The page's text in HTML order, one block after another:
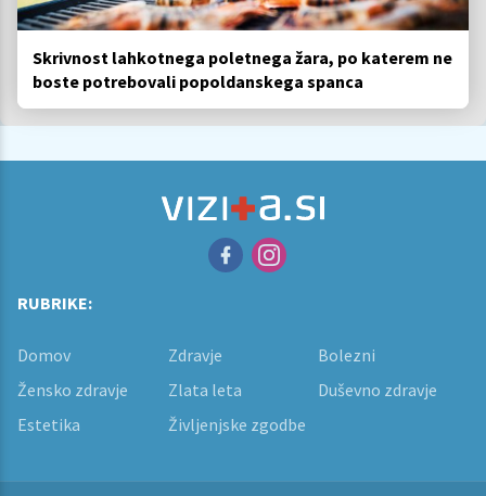
Skrivnost lahkotnega poletnega žara, po katerem ne
boste potrebovali popoldanskega spanca
RUBRIKE:
Domov Zdravje
Bolezni
Žensko zdravje
Zlata leta
Duševno zdravje
Estetika
Življenjske zgodbe